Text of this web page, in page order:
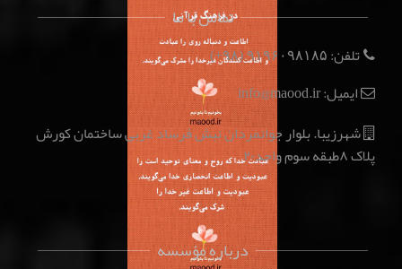
تماس با ما
تلفن: ۹۱۹۶۰۹۸۱۸۵ (۹۸+)
ایمیل: info@maood.ir
شهرزیبا. بلوار جوانمردان نبش فرساد غربی ساختمان کورش
پلاک ۸طبقه سوم واحد۲۰
درباره مؤسسه